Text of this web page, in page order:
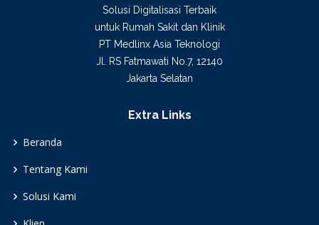
Solusi Digitalisasi Terbaik
untuk Rumah Sakit dan Klinik
PT Medlinx Asia Teknologi
Jl. RS Fatmawati No.7, 12140
Jakarta Selatan
Extra Links
Beranda
Tentang Kami
Solusi Kami